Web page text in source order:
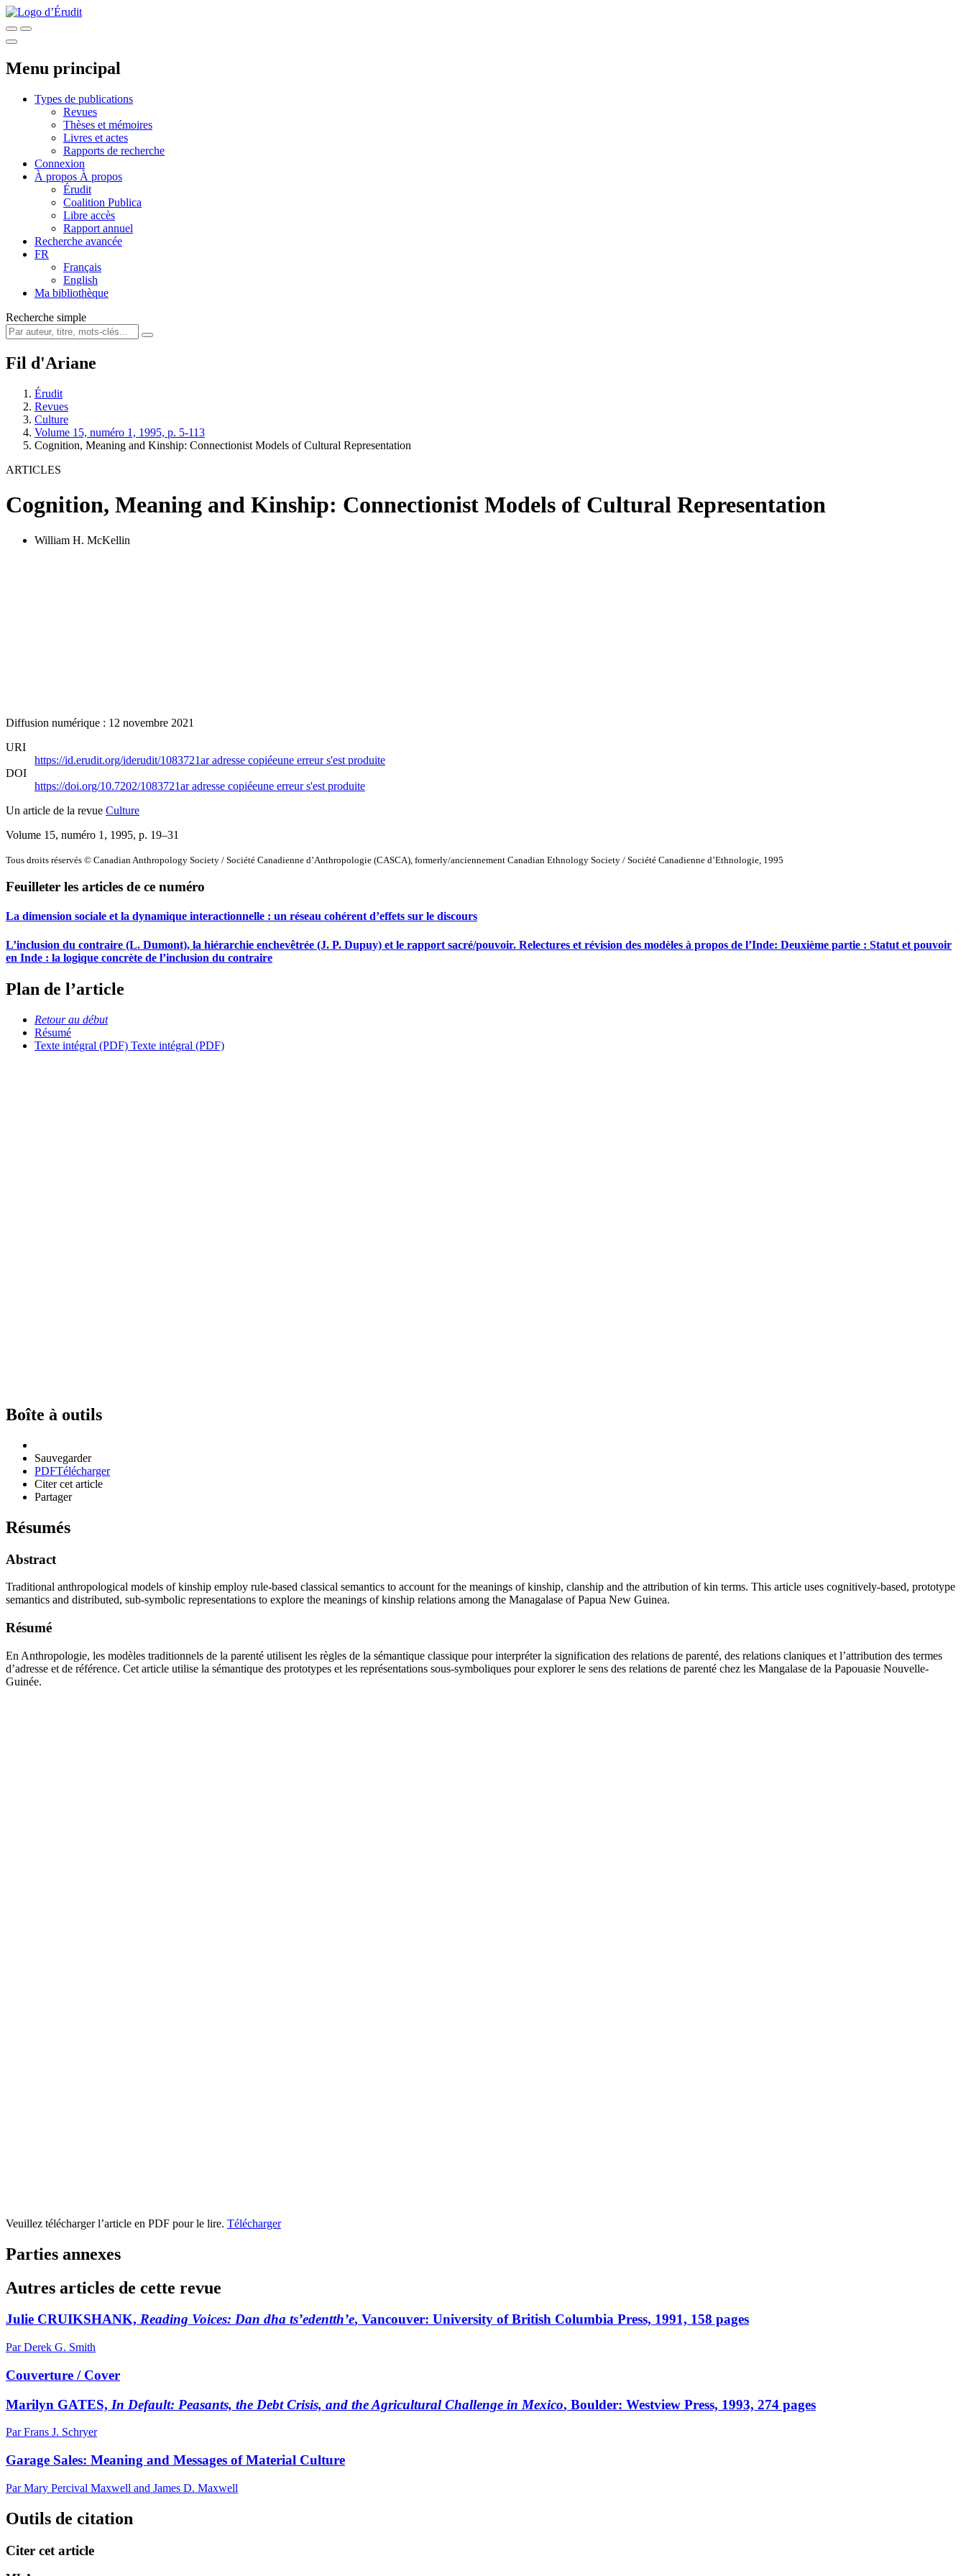
Menu principal
Types de publications
Revues
Thèses et mémoires
Livres et actes
Rapports de recherche
Connexion
À propos À propos
Érudit
Coalition Publica
Libre accès
Rapport annuel
Recherche avancée
FR
Français
English
Ma bibliothèque
Recherche simple
Fil d'Ariane
Érudit
Revues
Culture
Volume 15, numéro 1, 1995, p. 5-113
Cognition, Meaning and Kinship: Connectionist Models of Cultural Representation
ARTICLES
Cognition, Meaning and Kinship: Connectionist Models of Cultural Representation
William H. McKellin
Diffusion numérique : 12 novembre 2021
URI
https://id.erudit.org/iderudit/1083721aradresse copiéeune erreur s'est produite
DOI
https://doi.org/10.7202/1083721aradresse copiéeune erreur s'est produite
Un article de la revue Culture
Volume 15, numéro 1, 1995, p. 19–31
Tous droits réservés © Canadian Anthropology Society / Société Canadienne d’Anthropologie (CASCA), formerly/anciennement Canadian Ethnology Society / Société Canadienne d’Ethnologie, 1995
Feuilleter les articles de ce numéro
La dimension sociale et la dynamique interactionnelle : un réseau cohérent d’effets sur le discours
L’inclusion du contraire (L. Dumont), la hiérarchie enchevêtrée (J. P. Dupuy) et le rapport sacré/pouvoir. Relectures et révision des modèles à propos de l’Inde: Deuxième partie : Statut et pouvoir
en Inde : la logique concrète de l’inclusion du contraire
Plan de l’article
Retour au début
Résumé
Texte intégral (PDF) Texte intégral (PDF)
Boîte à outils
Sauvegarder
PDFTélécharger
Citer cet article
Partager
Résumés
Abstract
Traditional anthropological models of kinship employ rule-based classical semantics to account for the meanings of kinship, clanship and the attribution of kin terms. This article uses cognitively-based, prototype
semantics and distributed, sub-symbolic representations to explore the meanings of kinship relations among the Managalase of Papua New Guinea.
Résumé
En Anthropologie, les modèles traditionnels de la parenté utilisent les règles de la sémantique classique pour interpréter la signification des relations de parenté, des relations claniques et l’attribution des termes
d’adresse et de référence. Cet article utilise la sémantique des prototypes et les représentations sous-symboliques pour explorer le sens des relations de parenté chez les Mangalase de la Papouasie Nouvelle-
Guinée.
Veuillez télécharger l’article en PDF pour le lire. Télécharger
Parties annexes
Autres articles de cette revue
Julie CRUIKSHANK, Reading Voices: Dan dha ts’edentth’e, Vancouver: University of British Columbia Press, 1991, 158 pages
Par Derek G. Smith
Couverture / Cover
Marilyn GATES, In Default: Peasants, the Debt Crisis, and the Agricultural Challenge in Mexico, Boulder: Westview Press, 1993, 274 pages
Par Frans J. Schryer
Garage Sales: Meaning and Messages of Material Culture
Par Mary Percival Maxwell and James D. Maxwell
Outils de citation
Citer cet article